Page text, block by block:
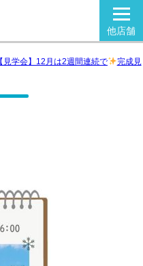
他店舗
【見学会】12月は2週間連続で
完成見